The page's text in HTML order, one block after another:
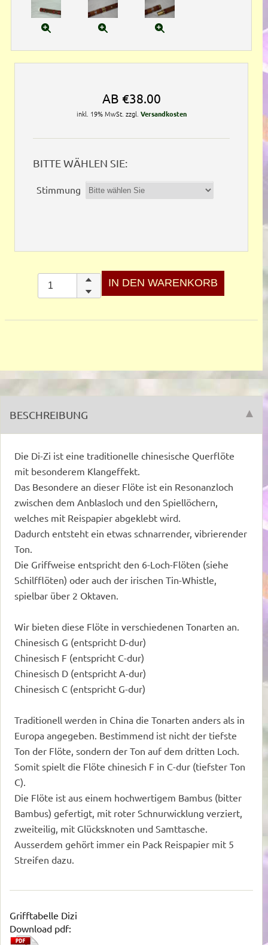
AB €38.00
inkl. 19% MwSt. zzgl. Versandkosten
BITTE WÄHLEN SIE:
Stimmung
BESCHREIBUNG
Die Di-Zi ist eine traditionelle chinesische Querflöte
mit besonderem Klangeffekt.
Das Besondere an dieser Flöte ist ein Resonanzloch
zwischen dem Anblasloch und den Spiellöchern,
welches mit Reispapier abgeklebt wird.
Dadurch entsteht ein etwas schnarrender, vibrierender
Ton.
Die Griffweise entspricht den 6-Loch-Flöten (siehe
Schilfflöten) oder auch der irischen Tin-Whistle,
spielbar über 2 Oktaven.
Wir bieten diese Flöte in verschiedenen Tonarten an.
Chinesisch G (entspricht D-dur)
Chinesisch F (entspricht C-dur)
Chinesisch D (entspricht A-dur)
Chinesisch C (entspricht G-dur)
Traditionell werden in China die Tonarten anders als in
Europa angegeben. Bestimmend ist nicht der tiefste
Ton der Flöte, sondern der Ton auf dem dritten Loch.
Somit spielt die Flöte chinesich F in C-dur (tiefster Ton
C).
Die Flöte ist aus einem hochwertigem Bambus (bitter
Bambus) gefertigt, mit roter Schnurwicklung verziert,
zweiteilig, mit Glücksknoten und Samttasche.
Ausserdem gehört immer ein Pack Reispapier mit 5
Streifen dazu.
Grifftabelle Dizi
Download pdf: